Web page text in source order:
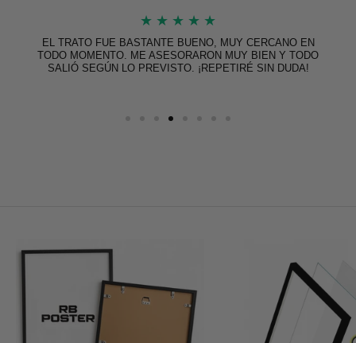
★ ★ ★ ★ ★
EL TRATO FUE BASTANTE BUENO, MUY CERCANO EN
TODO MOMENTO. ME ASESORARON MUY BIEN Y TODO
SALIÓ SEGÚN LO PREVISTO. ¡REPETIRÉ SIN DUDA!